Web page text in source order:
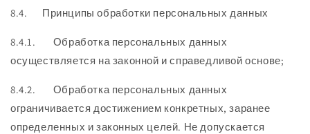
8.4. Принципы обработки персональных данных
8.4.1. Обработка персональных данных
осуществляется на законной и справедливой основе;
8.4.2. Обработка персональных данных
ограничивается достижением конкретных, заранее
определенных и законных целей. Не допускается